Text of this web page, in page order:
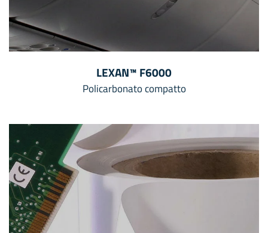
LEXAN™ F6000
Policarbonato compatto